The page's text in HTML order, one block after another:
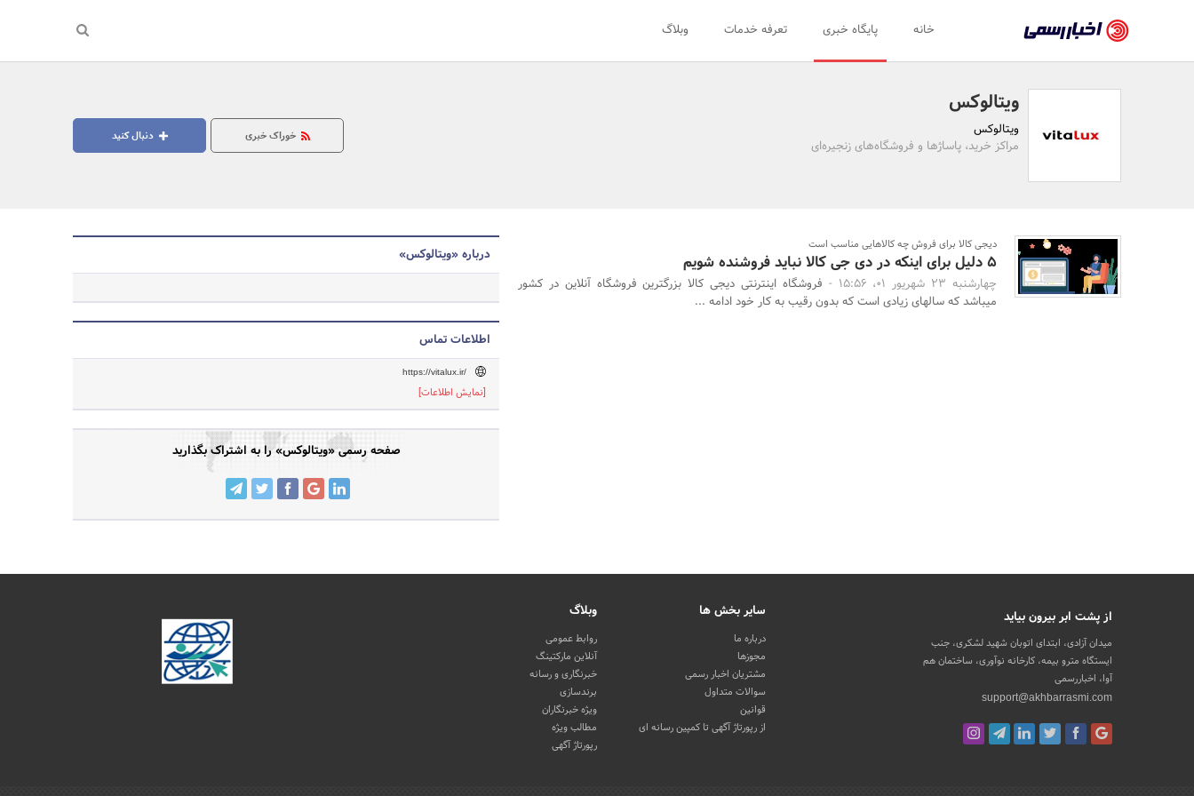
رسمی
اخبار
تایید
سازمان‌ها
روابط
خانه پایگاه خبری تعرفه خدمات وبلاگ
ویتالوکس
ویتالوکس
مراکز خرید، پاساژها و فروشگاه‌های زنجیره‌ای
دنبال کنید خوراک خبری
دیجی کالا برای فروش چه کالاهایی مناسب است
5 دلیل برای اینکه در دی جی کالا نباید فروشنده شویم
چهارشنبه 23 شهریور 01، 15:56 -
فروشگاه اینترنتی دیجی کالا بزرگترین فروشگاه آنلاین در کشور
میباشد که سالهای زیادی است که بدون رقیب به کار خود ادامه ...
درباره «ویتالوکس»
اطلاعات تماس
https://vitalux.ir/
[نمایش اطلاعات]
صفحه رسمی «ویتالوکس» را به اشتراک بگذارید
از پشت ابر بیرون بیاید
میدان آزادی، ابتدای اتوبان شهید لشکری، جنب
ایستگاه مترو بیمه، کارخانه نوآوری، ساختمان هم
آوا، اخباررسمی
support@akhbarrasmi.com
سایر بخش ها
درباره ما
مجوزها
مشتریان اخبار رسمی
سوالات متداول
قوانین
از رپورتاژ آگهی تا کمپین رسانه ای
وبلاگ
روابط عمومی
آنلاین مارکتینگ
خبرنگاری و رسانه
برندسازی
ویژه خبرنگاران
مطالب ویژه
رپورتاژ آگهی